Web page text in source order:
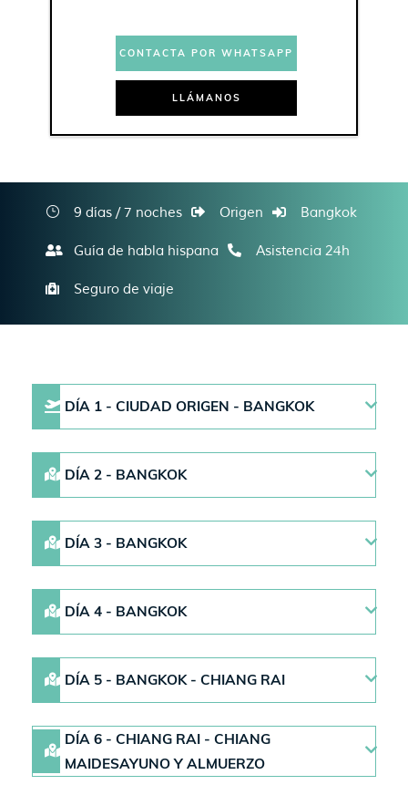
CONTACTA POR WHATSAPP
LLÁMANOS
9 días / 7 noches Origen Bangkok
Guía de habla hispana Asistencia 24h
Seguro de viaje
DÍA 1 - CIUDAD ORIGEN - BANGKOK
DÍA 2 - BANGKOK
DÍA 3 - BANGKOK
DÍA 4 - BANGKOK
DÍA 5 - BANGKOK - CHIANG RAI
DÍA 6 - CHIANG RAI - CHIANG
MAIDESAYUNO Y ALMUERZO